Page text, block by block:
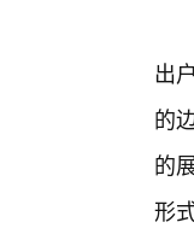
出
的
的
形